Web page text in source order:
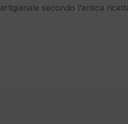
artigianale secondo l’antica